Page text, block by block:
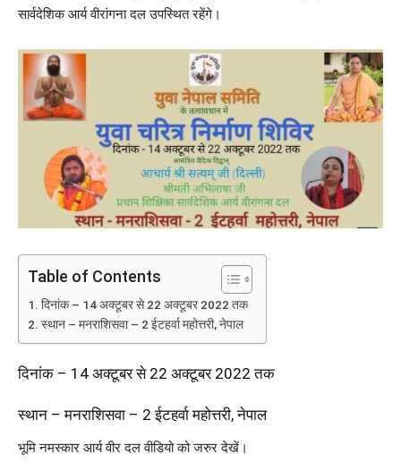
सार्वदेशिक आर्य वीरांगना दल उपस्थित रहेंगे।
Table of Contents
दिनांक – 14 अक्टूबर से 22 अक्टूबर 2022 तक
स्थान – मनराशिसवा – 2 ईटहर्वा महोत्तरी, नेपाल
दिनांक – 14 अक्टूबर से 22 अक्टूबर 2022 तक
स्थान – मनराशिसवा – 2 ईटहर्वा महोत्तरी, नेपाल
भूमि नमस्कार आर्य वीर दल वीडियो को जरुर देखें।